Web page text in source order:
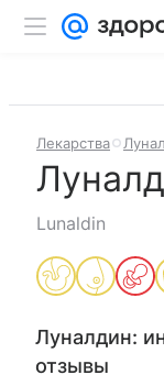
Лекарства
Lunaldin
Луналдин:
отзывы